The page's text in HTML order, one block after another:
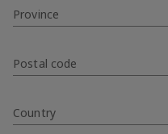
Province
Postal code
Country